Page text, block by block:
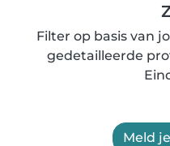
Filter op basis van
gedetailleerde
Meld